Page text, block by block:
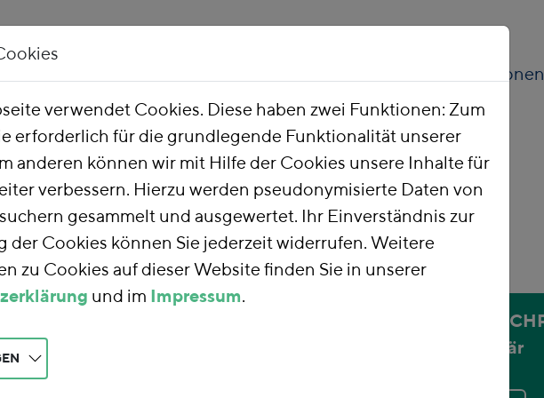
Publikationen
Finanzreform
nutzen wir die
auf eine
und Gesellschaft
Umwelt und
Holger Bär
verwendet Cookies. Diese haben zwei Funktionen: Zum
erforderlich für die grundlegende Funktionalität unserer
anderen können wir mit Hilfe der Cookies unsere Inhalte für
verbessern. Hierzu werden pseudonymisierte Daten von
gesammelt und ausgewertet. Ihr Einverständnis zur
der Cookies können Sie jederzeit widerrufen. Weitere
zu Cookies auf dieser Website finden Sie in unserer
und im Impressum.